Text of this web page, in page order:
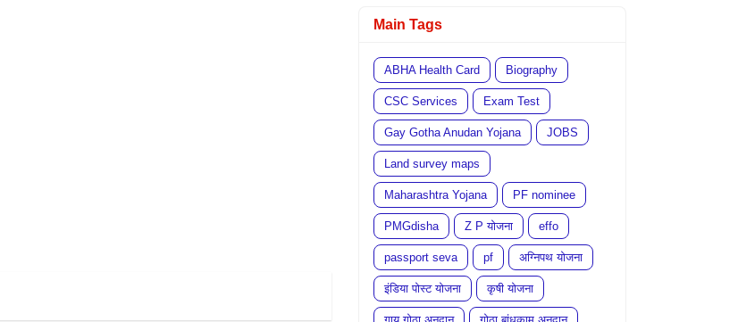
Main Tags
ABHA Health Card Biography
CSC Services Exam Test
Gay Gotha Anudan Yojana JOBS
Land survey maps
Maharashtra Yojana PF nominee
PMGdisha Z P योजना effo
passport seva pf अग्निपथ योजना
इंडिया पोस्ट योजना कृषी योजना